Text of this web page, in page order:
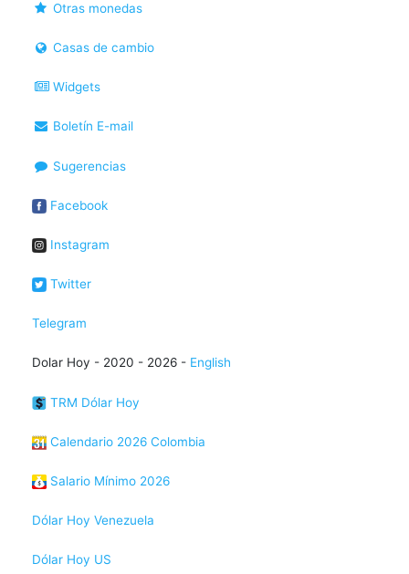
Otras monedas
Casas de cambio
Widgets
Boletín E-mail
Sugerencias
Facebook
Instagram
Twitter
Telegram
Dolar Hoy - 2020 - 2026 - English
TRM Dólar Hoy
Calendario 2026 Colombia
Salario Mínimo 2026
Dólar Hoy Venezuela
Dólar Hoy US